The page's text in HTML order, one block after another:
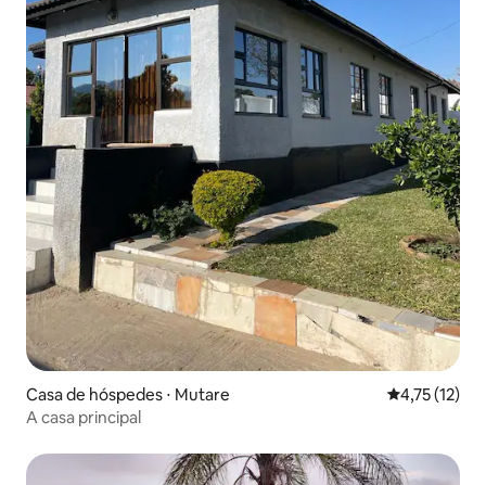
Casa de hóspedes ⋅ Mutare 4,75 de uma
4,75 (12)
A casa principal